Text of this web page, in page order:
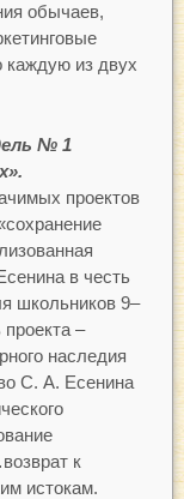
обычаев,
каждую из двух
№ 1
проектов
в честь
школьников 9–
–
наследия
С. А. Есенина
к
истокам.